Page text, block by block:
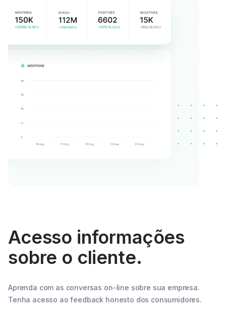
Acesso informações
sobre o cliente.
Aprenda com as conversas on-line sobre sua empresa.
Tenha acesso ao feedback honesto dos consumidores.